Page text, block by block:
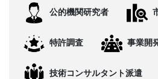
公的機関研究者
特許調査 事業開
技術コンサルタント派遣